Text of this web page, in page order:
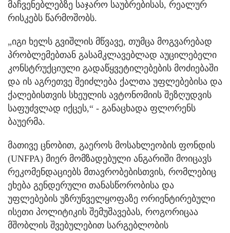
მაჩვენებლებზე საჯარო საუბრებისას, რეალურ
რისკებს წარმოშობს.
„იგი ხელს გვიშლის მწვავე, თუმცა მოგვარებად
პრობლემებთან გასამკლავებლად აუცილებელი
კონსტრუქციული გადაწყვეტილებების მოძიებაში
და ის აგრეთვე შეიძლება ქალთა უფლებებისა და
ქალებისთვის სხეულის ავტონომიის შეზღუდვის
საფუძვლად იქცეს,“ - განაცხადა ფლორენს
ბაუერმა.
მათივე ცნობით, გაეროს მოსახლეობის ფონდის
(UNFPA) მიერ მომზადებული ანგარიში მოიცავს
რეკომენდაციებს მთავრობებისთვის, რომლებიც
ეხება გენდერული თანასწორობისა და
უფლებების უზრუნველყოფაზე ორიენტირებული
ისეთი პოლიტიკის შემუშავებას, როგორიცაა
მშობლის შვებულებით სარგებლობის